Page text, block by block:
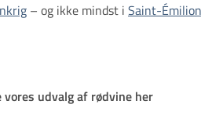
– og ikke mindst i Saint-Émilion
vores udvalg af rødvine her